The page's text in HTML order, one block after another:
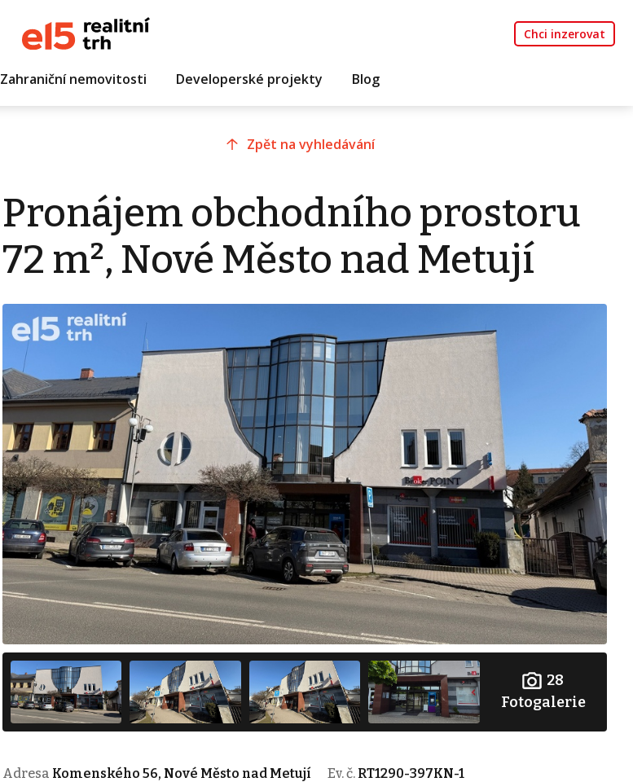
Chci inzerovat
Zahraniční nemovitosti Developerské projekty Blog
Zpět na vyhledávání
Pronájem obchodního prostoru
72 m², Nové Město nad Metují
28
Fotogalerie
Adresa Komenského 56, Nové Město nad Metují Ev. č. RT1290-397KN-1